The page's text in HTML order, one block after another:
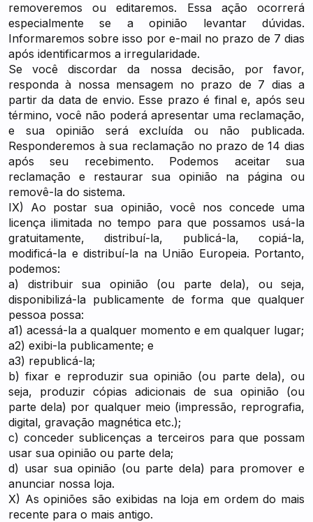
removeremos ou editaremos. Essa ação ocorrerá
especialmente se a opinião levantar dúvidas.
Informaremos sobre isso por e-mail no prazo de 7 dias
após identificarmos a irregularidade.
Se você discordar da nossa decisão, por favor,
responda à nossa mensagem no prazo de 7 dias a
partir da data de envio. Esse prazo é final e, após seu
término, você não poderá apresentar uma reclamação,
e sua opinião será excluída ou não publicada.
Responderemos à sua reclamação no prazo de 14 dias
após seu recebimento. Podemos aceitar sua
reclamação e restaurar sua opinião na página ou
removê-la do sistema.
IX) Ao postar sua opinião, você nos concede uma
licença ilimitada no tempo para que possamos usá-la
gratuitamente, distribuí-la, publicá-la, copiá-la,
modificá-la e distribuí-la na União Europeia. Portanto,
podemos:
a) distribuir sua opinião (ou parte dela), ou seja,
disponibilizá-la publicamente de forma que qualquer
pessoa possa:
a1) acessá-la a qualquer momento e em qualquer lugar;
a2) exibi-la publicamente; e
a3) republicá-la;
b) fixar e reproduzir sua opinião (ou parte dela), ou
seja, produzir cópias adicionais de sua opinião (ou
parte dela) por qualquer meio (impressão, reprografia,
digital, gravação magnética etc.);
c) conceder sublicenças a terceiros para que possam
usar sua opinião ou parte dela;
d) usar sua opinião (ou parte dela) para promover e
anunciar nossa loja.
X) As opiniões são exibidas na loja em ordem do mais
recente para o mais antigo.